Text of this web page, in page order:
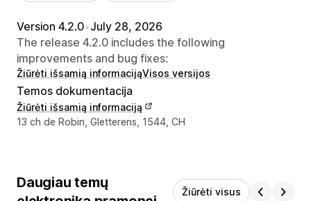
Version 4.2.0•July 28, 2026
The release 4.2.0 includes the following
improvements and bug fixes:
Žiūrėti išsamią informacijąVisos versijos
Temos dokumentacija
Žiūrėti išsamią informaciją
Kūrėjo kontaktiniai duomenys
13 ch de Robin, Gletterens, 1544, CH
Daugiau temų
Žiūrėti visus